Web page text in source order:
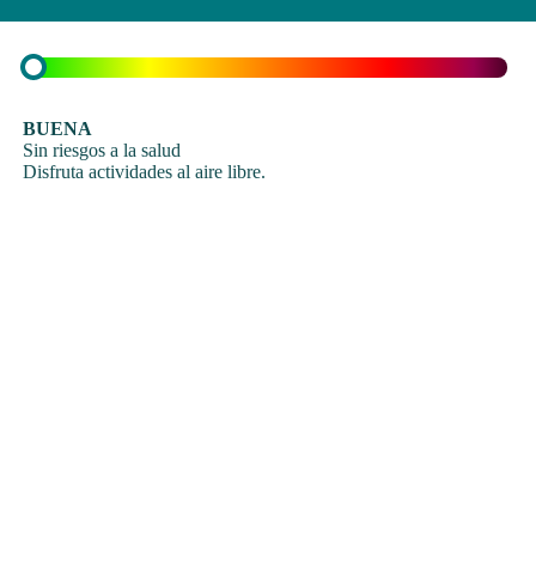
BUENA
Sin riesgos a la salud
Disfruta actividades al aire libre.